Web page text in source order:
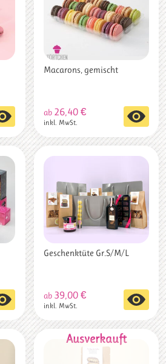
Macarons, gemischt
ab 26,40€
inkl. MwSt.
Dieses
Produkt
weist
Varianten
Optionen
können
auf
der
Produktseite
Geschenktüte Gr.S/M/L
ab 39,00€
inkl. MwSt.
Dieses
Produkt
weist
mehrere
Varianten